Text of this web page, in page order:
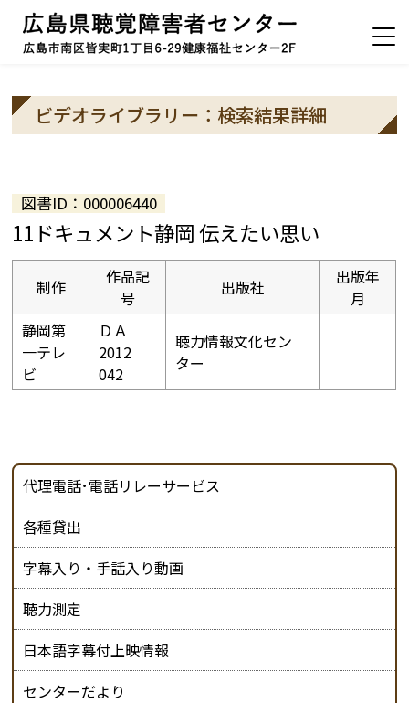
ビデオライブラリー：検索結果詳細
図書ID：000006440
11ドキュメント静岡 伝えたい思い
制作
作品記
号
出版社
出版年
月
静岡第
一テレ
ビ
ＤＡ
2012
042
聴力情報文化セン
ター
代理電話･電話リレーサービス
各種貸出
字幕入り・手話入り動画
聴力測定
日本語字幕付上映情報
センターだより